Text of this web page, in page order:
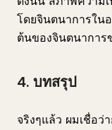
โดยจินตนาการใน
ต้นของจินตนากา
4. บทสรุป
จริงๆแล้ว ผมเชื่อ